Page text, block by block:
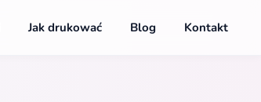
Jak drukować Blog Kontakt